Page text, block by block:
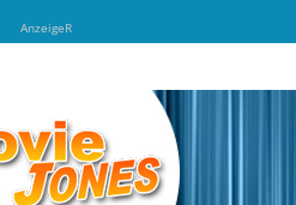
AnzeigeR